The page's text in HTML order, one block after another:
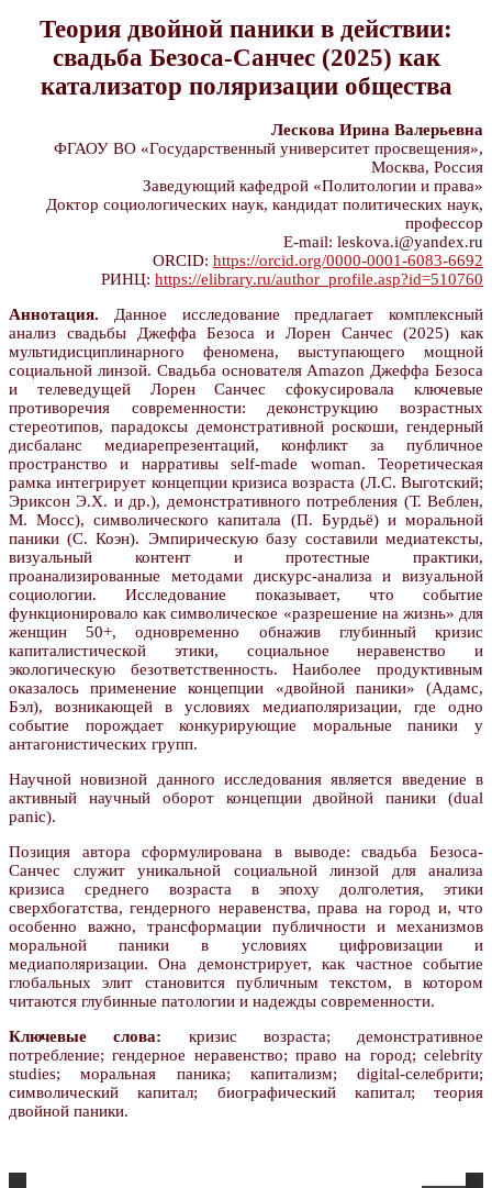
Теория двойной паники в действии:
свадьба Безоса-Санчес (2025) как
катализатор поляризации общества
Лескова Ирина Валерьевна
ФГАОУ ВО «Государственный университет просвещения»,
Москва, Россия
Заведующий кафедрой «Политологии и права»
Доктор социологических наук, кандидат политических наук,
профессор
E-mail: leskova.i@yandex.ru
ORCID: https://orcid.org/0000-0001-6083-6692
РИНЦ: https://elibrary.ru/author_profile.asp?id=510760
Аннотация. Данное исследование предлагает комплексный
анализ свадьбы Джеффа Безоса и Лорен Санчес (2025) как
мультидисциплинарного феномена, выступающего мощной
социальной линзой. Свадьба основателя Amazon Джеффа Безоса
и телеведущей Лорен Санчес сфокусировала ключевые
противоречия современности: деконструкцию возрастных
стереотипов, парадоксы демонстративной роскоши, гендерный
дисбаланс медиарепрезентаций, конфликт за публичное
пространство и нарративы self-made woman. Теоретическая
рамка интегрирует концепции кризиса возраста (Л.С. Выготский;
Эриксон Э.Х. и др.), демонстративного потребления (Т. Веблен,
М. Мосс), символического капитала (П. Бурдьё) и моральной
паники (С. Коэн). Эмпирическую базу составили медиатексты,
визуальный контент и протестные практики,
проанализированные методами дискурс-анализа и визуальной
социологии. Исследование показывает, что событие
функционировало как символическое «разрешение на жизнь» для
женщин 50+, одновременно обнажив глубинный кризис
капиталистической этики, социальное неравенство и
экологическую безответственность. Наиболее продуктивным
оказалось применение концепции «двойной паники» (Адамс,
Бэл), возникающей в условиях медиаполяризации, где одно
событие порождает конкурирующие моральные паники у
антагонистических групп.
Научной новизной данного исследования является введение в
активный научный оборот концепции двойной паники (dual
panic).
Позиция автора сформулирована в выводе: свадьба Безоса-
Санчес служит уникальной социальной линзой для анализа
кризиса среднего возраста в эпоху долголетия, этики
сверхбогатства, гендерного неравенства, права на город и, что
особенно важно, трансформации публичности и механизмов
моральной паники в условиях цифровизации и
медиаполяризации. Она демонстрирует, как частное событие
глобальных элит становится публичным текстом, в котором
читаются глубинные патологии и надежды современности.
Ключевые слова: кризис возраста; демонстративное
потребление; гендерное неравенство; право на город; celebrity
studies; моральная паника; капитализм; digital-селебрити;
символический капитал; биографический капитал; теория
двойной паники.